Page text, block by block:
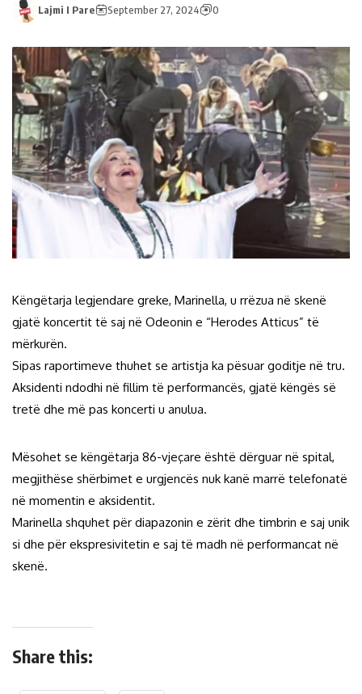
Lajmi I Pare September 27, 2024 0
Këngëtarja legjendare greke, Marinella, u rrëzua në skenë
gjatë koncertit të saj në Odeonin e “Herodes Atticus” të
mërkurën.
Sipas raportimeve thuhet se artistja ka pësuar goditje në tru.
Aksidenti ndodhi në fillim të performancës, gjatë këngës së
tretë dhe më pas koncerti u anulua.
Mësohet se këngëtarja 86-vjeçare është dërguar në spital,
megjithëse shërbimet e urgjencës nuk kanë marrë telefonatë
në momentin e aksidentit.
Marinella shquhet për diapazonin e zërit dhe timbrin e saj unik
si dhe për ekspresivitetin e saj të madh në performancat në
skenë.
Share this: